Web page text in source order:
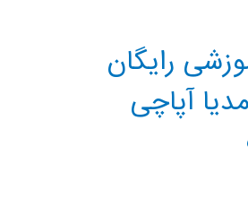
رایگان
آپاچی